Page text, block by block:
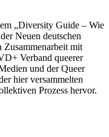
„Diversity Guide – Wie
Neuen deutschen
mit
Verband queerer
und der Queer
hier versammelten
Prozess hervor.